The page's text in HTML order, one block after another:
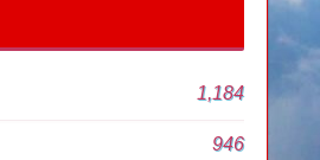
1,184
946